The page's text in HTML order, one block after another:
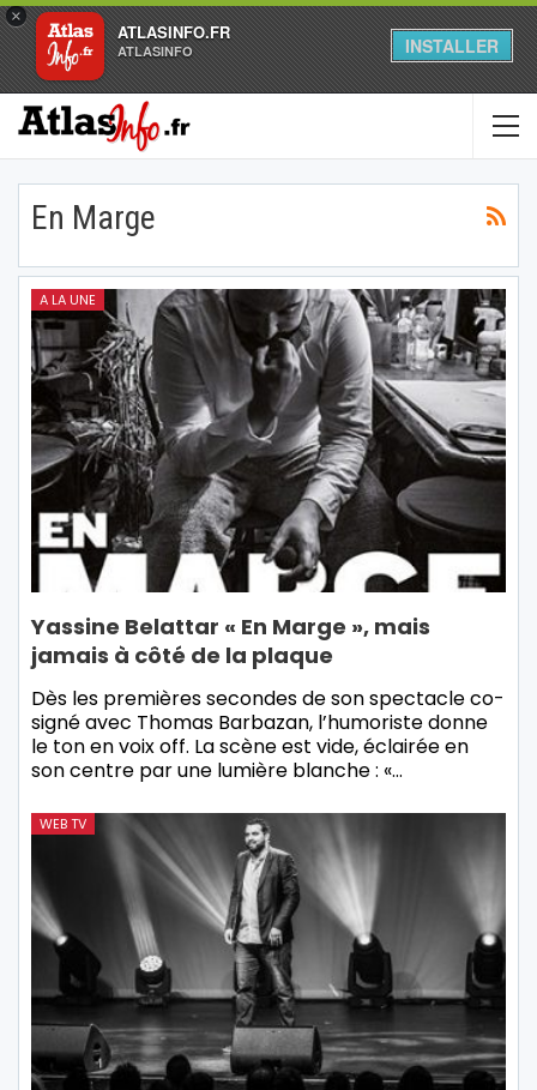
×
ATLASINFO.FR
ATLASINFO INSTALLER
En Marge
A LA UNE
Yassine Belattar « En Marge », mais
jamais à côté de la plaque
Dès les premières secondes de son spectacle co-
signé avec Thomas Barbazan, l’humoriste donne
le ton en voix off. La scène est vide, éclairée en
son centre par une lumière blanche : «…
WEB TV